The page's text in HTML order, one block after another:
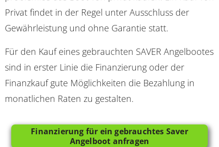
Privat findet in der Regel unter Ausschluss der
Gewährleistung und ohne Garantie statt.
Für den Kauf eines gebrauchten SAVER Angelbootes
sind in erster Linie die Finanzierung oder der
Finanzkauf gute Möglichkeiten die Bezahlung in
monatlichen Raten zu gestalten.
Finanzierung für ein gebrauchtes Saver
Angelboot anfragen